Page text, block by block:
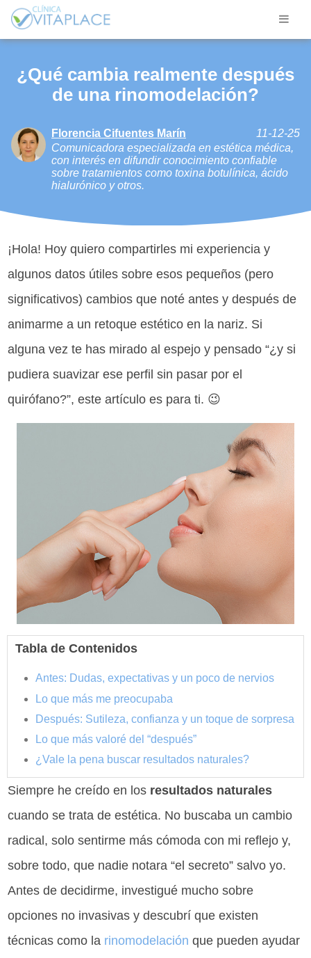
¿Qué cambia realmente después
de una rinomodelación?
Florencia Cifuentes Marín
11-12-25
Comunicadora especializada en estética médica,
con interés en difundir conocimiento confiable
sobre tratamientos como toxina botulínica, ácido
hialurónico y otros.
¡Hola! Hoy quiero compartirles mi experiencia y
algunos datos útiles sobre esos pequeños (pero
significativos) cambios que noté antes y después de
animarme a un retoque estético en la nariz. Si
alguna vez te has mirado al espejo y pensado “¿y si
pudiera suavizar ese perfil sin pasar por el
quirófano?”, este artículo es para ti. 😉
Tabla de Contenidos
Antes: Dudas, expectativas y un poco de nervios
Lo que más me preocupaba
Después: Sutileza, confianza y un toque de sorpresa
Lo que más valoré del “después”
¿Vale la pena buscar resultados naturales?
Siempre he creído en los resultados naturales
cuando se trata de estética. No buscaba un cambio
radical, solo sentirme más cómoda con mi reflejo y,
sobre todo, que nadie notara “el secreto” salvo yo.
Antes de decidirme, investigué mucho sobre
opciones no invasivas y descubrí que existen
técnicas como la rinomodelación que pueden ayudar